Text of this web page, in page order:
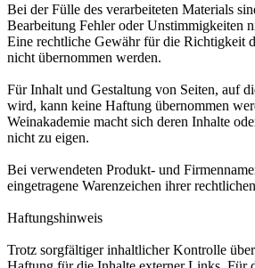
Bei der Fülle des verarbeiteten Materials
Bearbeitung Fehler oder Unstimmigkeiten
Eine rechtliche Gewähr für die Richtigkeit
nicht übernommen werden.
Für Inhalt und Gestaltung von Seiten, auf
wird, kann keine Haftung übernommen
Weinakademie macht sich deren Inhalte
nicht zu eigen.
Bei verwendeten Produkt- und
eingetragene Warenzeichen ihrer
Haftungshinweis
Trotz sorgfältiger inhaltlicher Kontrolle